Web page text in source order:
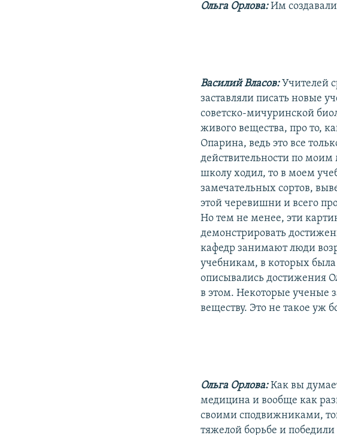
Ольга Орлова:Им
Василий Власов: Учителей
заставляли писать новые
советско-мичуринской
живого вещества, про то,
Опарина, ведь это все
действительности по моим
школу ходил, то в моем
замечательных сортов,
этой черевишни и всего
Но тем не менее, эти
демонстрировать
кафедр занимают люди
учебникам, в которых
описывались достижения
в этом. Некоторые ученые
веществу. Это не такое уж
Ольга Орлова:Как вы
медицина и вообще как
своими сподвижниками,
тяжелой борьбе и